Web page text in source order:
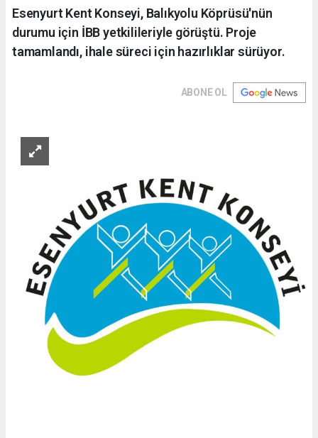
Esenyurt Kent Konseyi, Balıkyolu Köprüsü'nün
durumu için İBB yetkilileriyle görüştü. Proje
tamamlandı, ihale süreci için hazırlıklar sürüyor.
ABONE OL